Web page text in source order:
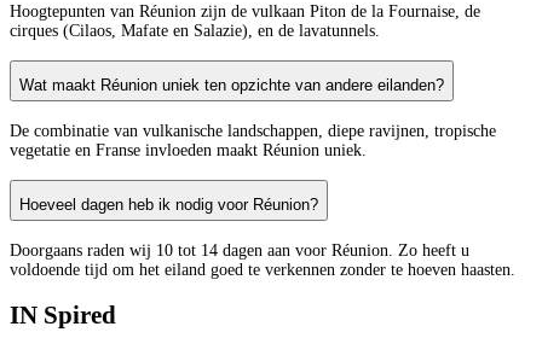
Hoogtepunten van Réunion zijn de vulkaan Piton de la Fournaise, de
cirques (Cilaos, Mafate en Salazie), en de lavatunnels.
Wat maakt Réunion uniek ten opzichte van andere eilanden?
De combinatie van vulkanische landschappen, diepe ravijnen, tropische
vegetatie en Franse invloeden maakt Réunion uniek.
Hoeveel dagen heb ik nodig voor Réunion?
Doorgaans raden wij 10 tot 14 dagen aan voor Réunion. Zo heeft u
voldoende tijd om het eiland goed te verkennen zonder te hoeven haasten.
IN Spired